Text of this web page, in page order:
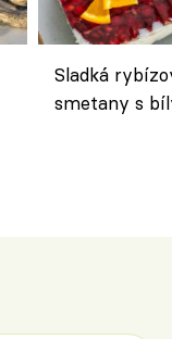
Sladká
smetany s